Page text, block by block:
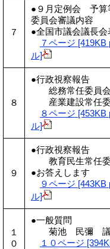
７
●９月定例会 予算
委員会審議内容
●全国市議会議長
７ページ [419KB
ル]
８
●行政視察報告
総務常任委員会
産業建設常任委
８ページ [453KB
ル]
９
●行政視察報告
教育民生常任委
●お答えします
９ページ [443KB
ル]
１
０
●一般質問
菊池 民彌 議
１０ページ